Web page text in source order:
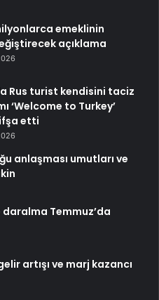
emeklinin
açıklama
Rus turist kendisini taciz
‘Welcome to Turkey’
ifşa etti
anlaşması umutları ve
Temmuz’da
artışı ve marj kazancı